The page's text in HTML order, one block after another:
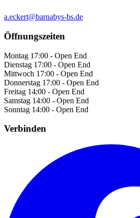
a.eckert@barnabys-bs.de
Öffnungszeiten
Montag 17:00 - Open End
Dienstag 17:00 - Open End
Mittwoch 17:00 - Open End
Donnerstag 17:00 - Open End
Freitag 14:00 - Open End
Samstag 14:00 - Open End
Sonntag 14:00 - Open End
Verbinden